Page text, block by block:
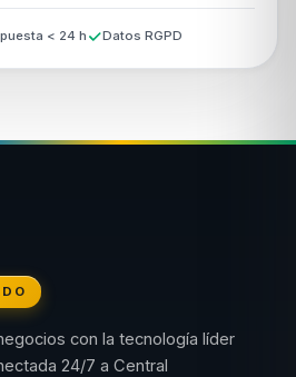
< 24 h Datos RGPD
con la tecnología líder
24/7 a Central